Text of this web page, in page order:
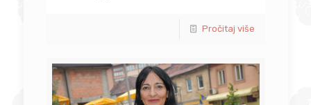
Pročitaj više